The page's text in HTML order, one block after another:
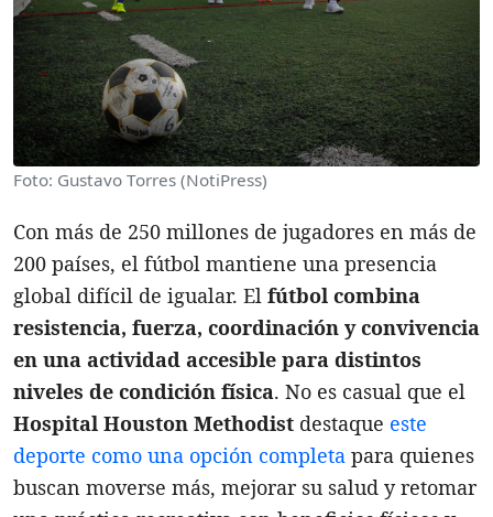
Foto: Gustavo Torres (NotiPress)
Con más de 250 millones de jugadores en más de
200 países, el fútbol mantiene una presencia
global difícil de igualar. El fútbol combina
resistencia, fuerza, coordinación y convivencia
en una actividad accesible para distintos
niveles de condición física. No es casual que el
Hospital Houston Methodist destaque este
deporte como una opción completa para quienes
buscan moverse más, mejorar su salud y retomar